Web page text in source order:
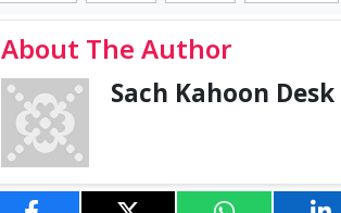
About The Author
Sach Kahoon Desk